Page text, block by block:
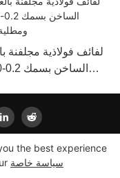
لفائف فولاذية مجلفنة
حقوق الطبع والنشرخريطة الموقع|Pريفاسي
the best experience
سياسة خاصة